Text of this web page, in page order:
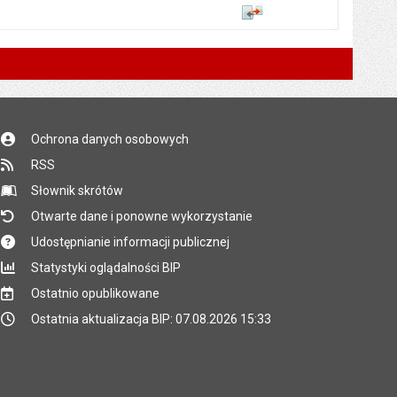
Ochrona danych osobowych
RSS
Słownik skrótów
Otwarte dane i ponowne wykorzystanie
Udostępnianie informacji publicznej
Statystyki oglądalności BIP
Ostatnio opublikowane
Ostatnia aktualizacja BIP: 07.08.2026 15:33